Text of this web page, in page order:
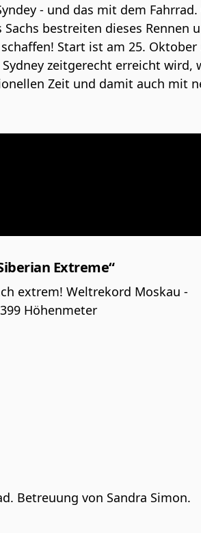
- und das mit dem
bestreiten dieses Rennen
Start ist am 25. Oktober
zeitgerecht erreicht wird,
Zeit und damit auch mit
Extreme“
extrem! Weltrekord Moskau -
Höhenmeter
Betreuung von Sandra Simon.